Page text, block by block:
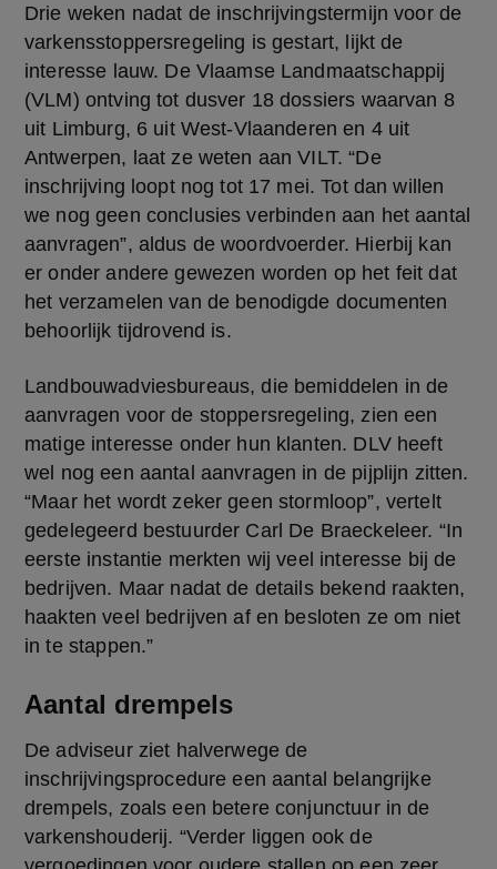
Drie weken nadat de inschrijvingstermijn voor de
varkensstoppersregeling is gestart, lijkt de
interesse lauw. De Vlaamse Landmaatschappij
(VLM) ontving tot dusver 18 dossiers waarvan 8
uit Limburg, 6 uit West-Vlaanderen en 4 uit
Antwerpen, laat ze weten aan VILT. “De
inschrijving loopt nog tot 17 mei. Tot dan willen
we nog geen conclusies verbinden aan het aantal
aanvragen”, aldus de woordvoerder. Hierbij kan
er onder andere gewezen worden op het feit dat
het verzamelen van de benodigde documenten
behoorlijk tijdrovend is.
Landbouwadviesbureaus, die bemiddelen in de
aanvragen voor de stoppersregeling, zien een
matige interesse onder hun klanten. DLV heeft
wel nog een aantal aanvragen in de pijplijn zitten.
“Maar het wordt zeker geen stormloop”, vertelt
gedelegeerd bestuurder Carl De Braeckeleer. “In
eerste instantie merkten wij veel interesse bij de
bedrijven. Maar nadat de details bekend raakten,
haakten veel bedrijven af en besloten ze om niet
in te stappen.”
Aantal drempels
De adviseur ziet halverwege de
inschrijvingsprocedure een aantal belangrijke
drempels, zoals een betere conjunctuur in de
varkenshouderij. “Verder liggen ook de